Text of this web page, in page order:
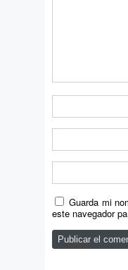
Guarda mi
este navegador